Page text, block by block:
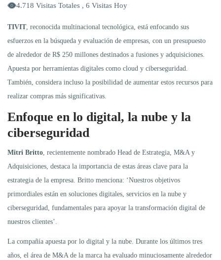
4.718 Visitas Totales , 6 Visitas Hoy
TIVIT , reconocida multinacional tecnológica, está enfocando sus
esfuerzos en la búsqueda y evaluación de empresas, con un presupuesto
de alrededor de R$ 250 millones destinados a fusiones y adquisiciones.
Apuesta por herramientas digitales como cloud y ciberseguridad.
También, considera incluso la posibilidad de aumentar estos recursos para
realizar compras más significativas.
Enfoque en lo digital, la nube y la
ciberseguridad
Mitri Britto , recientemente nombrado Head de Estrategia, M&A y
Adquisiciones, destaca la importancia de estas áreas clave para la
estrategia de la empresa. Britto menciona: ‘Nuestros objetivos
primordiales están en soluciones digitales, servicios en la nube y
ciberseguridad, fundamentales para apoyar la transformación digital de
nuestros clientes’.
La compañía apuesta por lo digital y la nube. Durante los últimos tres
años, el área de M&A de la marca ha evaluado minuciosamente alrededor